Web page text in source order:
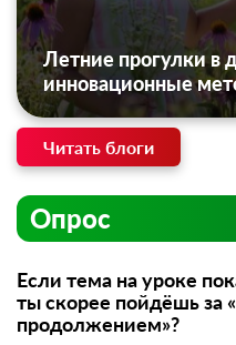
Летние прогулки в
инновационные
Читать блоги
Опрос
Если тема на уроке
ты скорее пойдёшь за
продолжением»?